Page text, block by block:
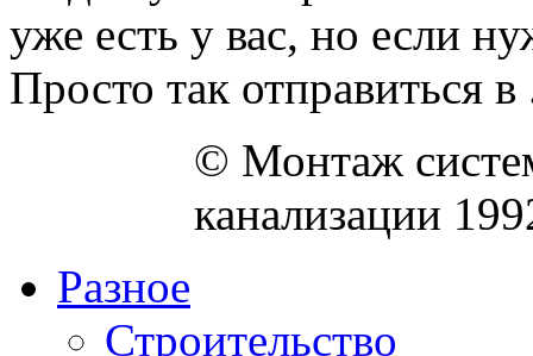
уже есть у вас, но если
Просто так отправиться в
© Монтаж
канализации
Разное
Строительство